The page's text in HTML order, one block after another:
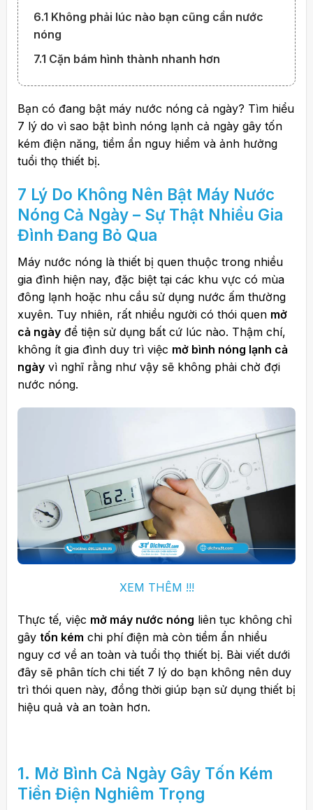
6.1 Không phải lúc nào bạn cũng cần nước
nóng
7.1 Cặn bám hình thành nhanh hơn
Bạn có đang bật máy nước nóng cả ngày? Tìm hiểu
7 lý do vì sao bật bình nóng lạnh cả ngày gây tốn
kém điện năng, tiềm ẩn nguy hiểm và ảnh hưởng
tuổi thọ thiết bị.
7 Lý Do Không Nên Bật Máy Nước
Nóng Cả Ngày – Sự Thật Nhiều Gia
Đình Đang Bỏ Qua
Máy nước nóng là thiết bị quen thuộc trong nhiều
gia đình hiện nay, đặc biệt tại các khu vực có mùa
đông lạnh hoặc nhu cầu sử dụng nước ấm thường
xuyên. Tuy nhiên, rất nhiều người có thói quen mở
cả ngàyđể tiện sử dụng bất cứ lúc nào. Thậm chí,
không ít gia đình duy trì việc mở bình nóng lạnh cả
ngàyvì nghĩ rằng như vậy sẽ không phải chờ đợi
nước nóng.
XEM THÊM !!!
Thực tế, việc mở máy nước nóng liên tục không chỉ
gây tốn kém chi phí điện mà còn tiềm ẩn nhiều
nguy cơ về an toàn và tuổi thọ thiết bị. Bài viết dưới
đây sẽ phân tích chi tiết 7 lý do bạn không nên duy
trì thói quen này, đồng thời giúp bạn sử dụng thiết bị
hiệu quả và an toàn hơn.
1. Mở Bình Cả Ngày Gây Tốn Kém
Tiền Điện Nghiêm Trọng